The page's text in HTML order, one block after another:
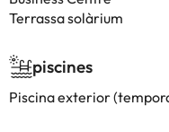
Terrassa solàrium
piscines
Piscina exterior